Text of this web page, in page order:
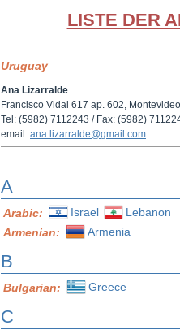
LISTE DER
Uruguay
Ana Lizarralde
Francisco Vidal 617 ap. 602,
Tel: (5982) 7112243 / Fax: (5982)
email: ana.lizarralde@gmail.com
A
Arabic: Israel
Lebanon
Armenian:
Armenia
B
Bulgarian: Greece
C